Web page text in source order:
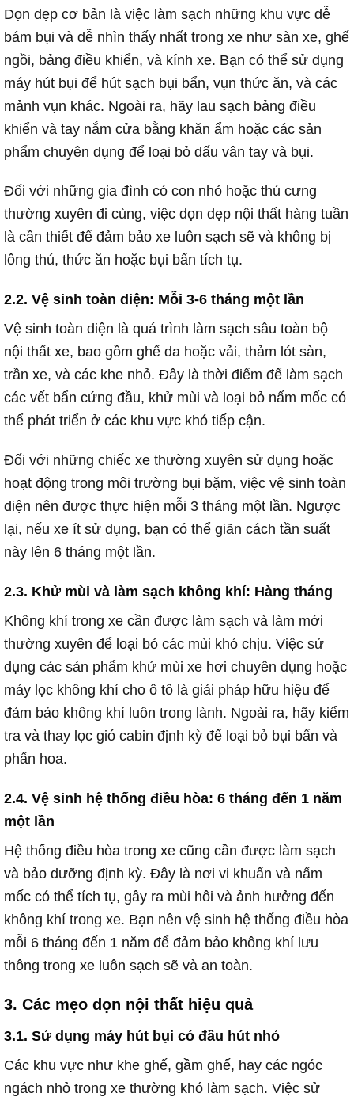
Dọn dẹp cơ bản là việc làm sạch những khu vực dễ
bám bụi và dễ nhìn thấy nhất trong xe như sàn xe, ghế
ngồi, bảng điều khiển, và kính xe. Bạn có thể sử dụng
máy hút bụi để hút sạch bụi bẩn, vụn thức ăn, và các
mảnh vụn khác. Ngoài ra, hãy lau sạch bảng điều
khiển và tay nắm cửa bằng khăn ẩm hoặc các sản
phẩm chuyên dụng để loại bỏ dấu vân tay và bụi.
Đối với những gia đình có con nhỏ hoặc thú cưng
thường xuyên đi cùng, việc dọn dẹp nội thất hàng tuần
là cần thiết để đảm bảo xe luôn sạch sẽ và không bị
lông thú, thức ăn hoặc bụi bẩn tích tụ.
2.2. Vệ sinh toàn diện: Mỗi 3-6 tháng một lần
Vệ sinh toàn diện là quá trình làm sạch sâu toàn bộ
nội thất xe, bao gồm ghế da hoặc vải, thảm lót sàn,
trần xe, và các khe nhỏ. Đây là thời điểm để làm sạch
các vết bẩn cứng đầu, khử mùi và loại bỏ nấm mốc có
thể phát triển ở các khu vực khó tiếp cận.
Đối với những chiếc xe thường xuyên sử dụng hoặc
hoạt động trong môi trường bụi bặm, việc vệ sinh toàn
diện nên được thực hiện mỗi 3 tháng một lần. Ngược
lại, nếu xe ít sử dụng, bạn có thể giãn cách tần suất
này lên 6 tháng một lần.
2.3. Khử mùi và làm sạch không khí: Hàng tháng
Không khí trong xe cần được làm sạch và làm mới
thường xuyên để loại bỏ các mùi khó chịu. Việc sử
dụng các sản phẩm khử mùi xe hơi chuyên dụng hoặc
máy lọc không khí cho ô tô là giải pháp hữu hiệu để
đảm bảo không khí luôn trong lành. Ngoài ra, hãy kiểm
tra và thay lọc gió cabin định kỳ để loại bỏ bụi bẩn và
phấn hoa.
2.4. Vệ sinh hệ thống điều hòa: 6 tháng đến 1 năm
một lần
Hệ thống điều hòa trong xe cũng cần được làm sạch
và bảo dưỡng định kỳ. Đây là nơi vi khuẩn và nấm
mốc có thể tích tụ, gây ra mùi hôi và ảnh hưởng đến
không khí trong xe. Bạn nên vệ sinh hệ thống điều hòa
mỗi 6 tháng đến 1 năm để đảm bảo không khí lưu
thông trong xe luôn sạch sẽ và an toàn.
3. Các mẹo dọn nội thất hiệu quả
3.1. Sử dụng máy hút bụi có đầu hút nhỏ
Các khu vực như khe ghế, gầm ghế, hay các ngóc
ngách nhỏ trong xe thường khó làm sạch. Việc sử